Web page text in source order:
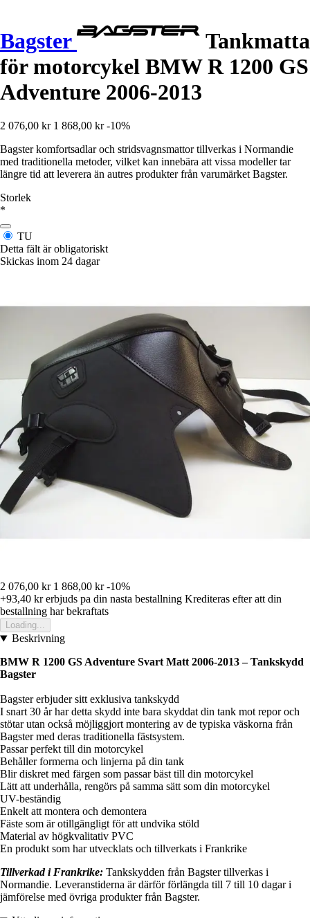
Bagster
Tankmatta
för motorcykel BMW R 1200 GS
Adventure 2006-2013
2 076,00 kr 1 868,00 kr -10%
Bagster komfortsadlar och stridsvagnsmattor tillverkas i Normandie
med traditionella metoder, vilket kan innebära att vissa modeller tar
längre tid att leverera än autres produkter från varumärket Bagster.
Storlek
*
TU
Detta fält är obligatoriskt
Skickas inom 24 dagar
2 076,00 kr 1 868,00 kr -10%
+93,40 krerbjuds pa din nasta bestallning Krediteras efter att din
bestallning har bekraftats
Loading...
Beskrivning
BMW R 1200 GS Adventure Svart Matt 2006-2013 – Tankskydd
Bagster
Bagster erbjuder sitt exklusiva tankskydd
I snart 30 år har detta skydd inte bara skyddat din tank mot repor och
stötar utan också möjliggjort montering av de typiska väskorna från
Bagster med deras traditionella fästsystem.
Passar perfekt till din motorcykel
Behåller formerna och linjerna på din tank
Blir diskret med färgen som passar bäst till din motorcykel
Lätt att underhålla, rengörs på samma sätt som din motorcykel
UV-beständig
Enkelt att montera och demontera
Fäste som är otillgängligt för att undvika stöld
Material av högkvalitativ PVC
En produkt som har utvecklats och tillverkats i Frankrike
Tillverkad i Frankrike: Tankskydden från Bagster tillverkas i
Normandie. Leveranstiderna är därför förlängda till 7 till 10 dagar i
jämförelse med övriga produkter från Bagster.